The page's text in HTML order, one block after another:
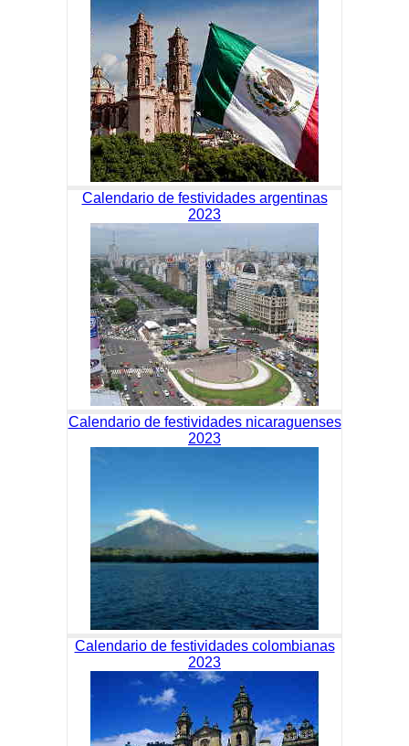
Calendario de festividades argentinas
2023
Calendario de festividades nicaraguenses
2023
Calendario de festividades colombianas
2023